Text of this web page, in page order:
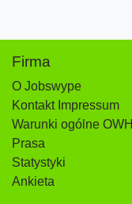
Firma
O Jobswype
Kontakt Impressum
Warunki ogólne OWH
Prasa
Statystyki
Ankieta